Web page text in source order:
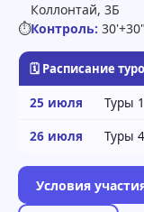
Коллонтай, 3Б
⏱Контроль: 30'+30"
🗓 Расписание
25 июля Туры
26 июля Туры
Условия